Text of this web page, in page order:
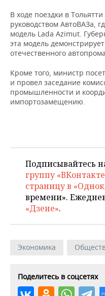
В ходе поездки в
руководством АвтоВАЗа,
модель Lada Azimut.
эта модель
отечественного
Кроме того, министр
и провел заседание
промышленности и
импортозамещению.
Подписывайтесь
группу
страницу в
времени».
«Дзене».
Экономика
Поделитесь в соцсетях